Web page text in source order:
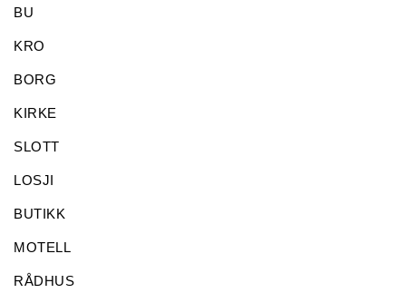
BU
KRO
BORG
KIRKE
SLOTT
LOSJI
BUTIKK
MOTELL
RÅDHUS